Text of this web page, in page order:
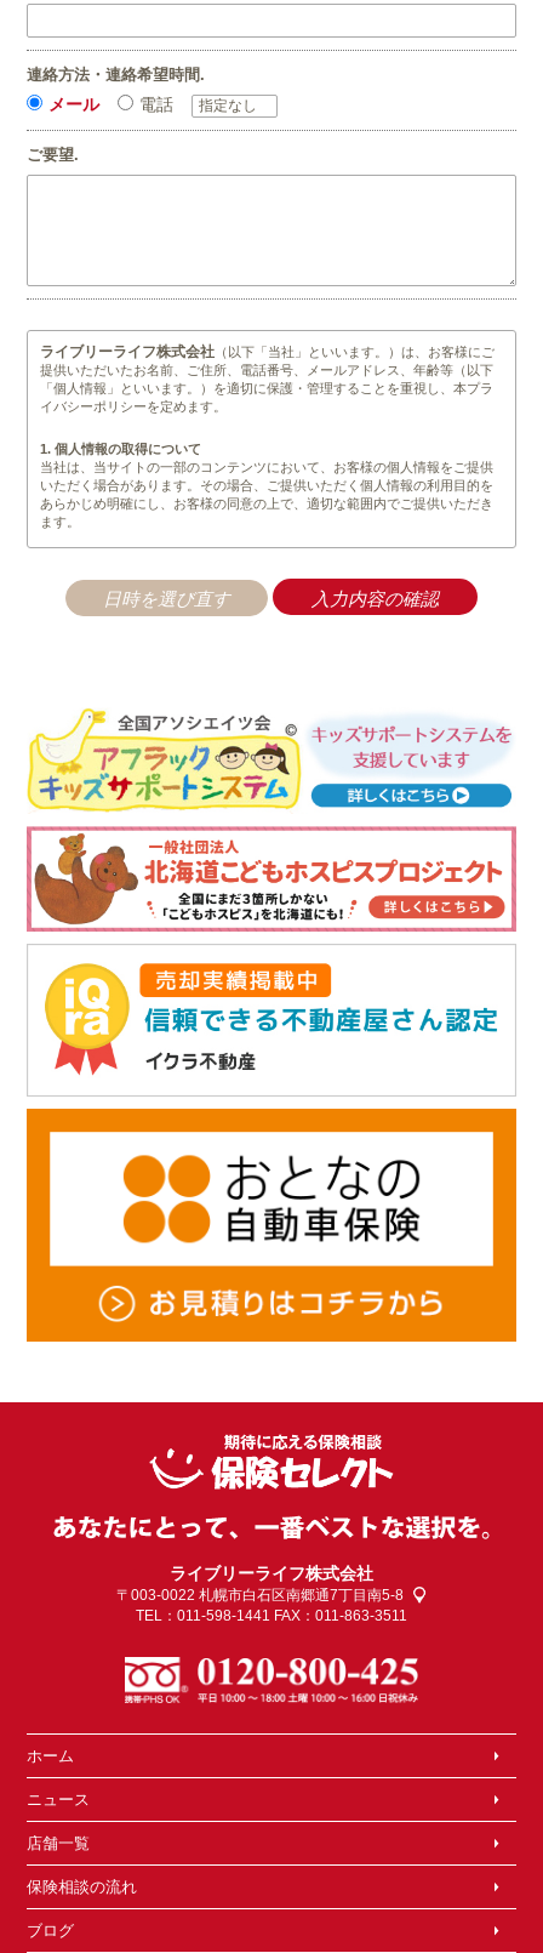
連絡方法・連絡希望時間.
メール 電話
ご要望.
ライブリーライフ株式会社 （以下「当社」といいます。）は、お客様にご
提供いただいたお名前、ご住所、電話番号、メールアドレス、年齢等（以下
「個人情報」といいます。）を適切に保護・管理することを重視し、本プラ
イバシーポリシーを定めます。
1. 個人情報の取得について
当社は、当サイトの一部のコンテンツにおいて、お客様の個人情報をご提供
いただく場合があります。その場合、ご提供いただく個人情報の利用目的を
あらかじめ明確にし、お客様の同意の上で、適切な範囲内でご提供いただき
ます。
当社は、不正なアクセスや情報の紛失、破綻、改竄、漏洩等が生じぬよう安
全管理を徹底します。業務の一部として、個人情報の取り扱いを業者へ委託
する場合がありますが、秘密保持契約を結んだ上で、委託業者の監督は、当
3. 個人情報の利用について
当社は、取得等の際に示した利用目的の範囲内で、かつ業務の遂行上必要な
限度内で、個人情報を利用します。個人情報の取り扱いを第三者に委託する
場合は、当該第三者に秘密を厳守するよう契約を締結し、その責任の所在を
明確にし、個人情報の安全管理のために必要かつ適切な監督を行います。
4. 個人情報の第三者提供について
当社は、原則として以下に定める場合を除き、個人情報を第三者に提供しま
せん。
・ お客様の同意がある場合
・ 個人情報保護法その他法令に定めのある場合
5. 個人情報に関するお問い合わせ（訂正・開示・削除）について
当社は、お客様がご自身の個人情報について、開示・訂正・利用停止・消去
を申し出られた場合は速やかに対応します。
6. 個人情報保護関連規程の制定・実施・改善
当社は、上記の方針を徹底するため、これを全職員並びに関係者に周知・実
施し、本プライバシーポリシーの内容を継続的に見直し、改善に努めます。
ライブリーライフ株式会社
info@ho-select.com
ライブリーライフ株式会社
〒003-0022 札幌市白石区南郷通7丁目南5-8
TEL：011-598-1441 FAX：011-863-3511
ホーム
ニュース
店舗一覧
保険相談の流れ
ブログ